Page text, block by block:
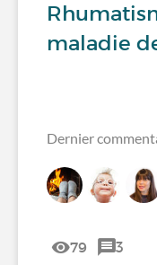
maladie
Dernier
79 3